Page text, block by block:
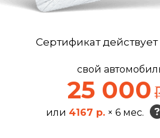
Сертификат действует
свой
25 000
или 4167 р. × 6 мес.